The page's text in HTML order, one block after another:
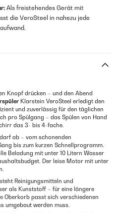
Als freistehendes Gerät mit
die VeroSteel in nahezu jede
Knopf drücken – und den Abend
Klarstein VeroSteel erledigt den
und zuverlässig für den täglichen
pro Spülgang – das Spülen von Hand
das 3- bis 4-fache.
ab – vom schonenden
bis zum kurzen Schnellprogramm.
Beladung mit unter 10 Litern Wasser
Der leise Motor mit unter
Reinigungsmitteln und
als Kunststoff – für eine längere
Oberkorb passt sich verschiedenen
umgebaut werden muss.